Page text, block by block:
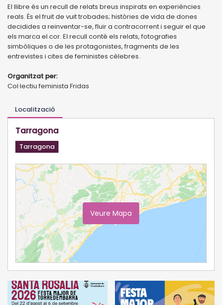
El llibre és un recull de relats breus inspirats en experiències
reals. És el fruit de vuit trobades; històries de vida de dones
decidides a reinventar-se, fluir a contracorrent i seguir el que
els marca el cor. El recull conté els relats, fotografies
simbòliques o de les protagonistes, fragments de les
entrevistes i cites de feministes cèlebres.
Organitzat per:
Col·lectiu feminista Fridas
Localització
Tarragona
Tarragona
Veure Mapa